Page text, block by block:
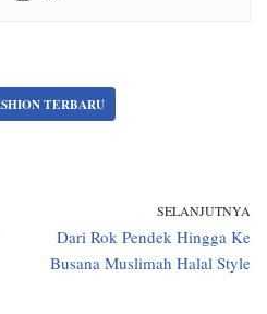
TERBARU
SELANJUTNYA
Dari Rok Pendek Hingga Ke
Busana Muslimah Halal Style